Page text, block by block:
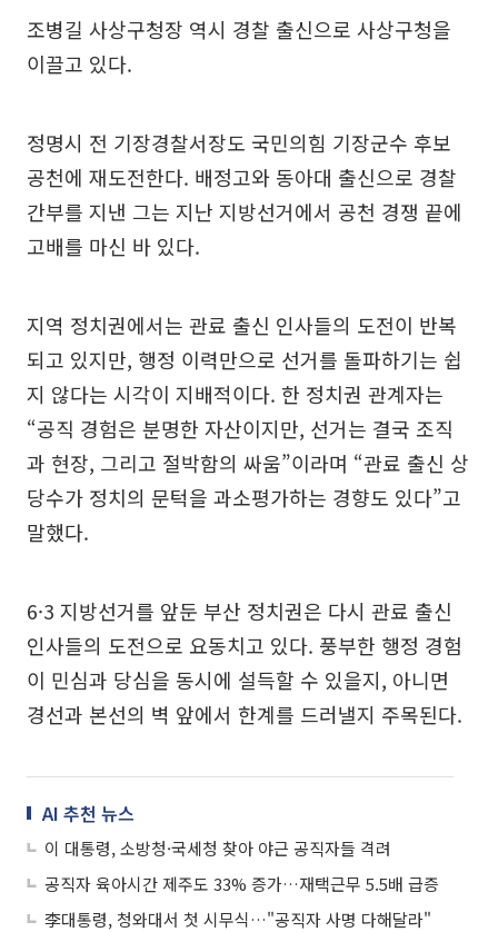
조병길 사상구청장 역시 경찰 출신으로 사상구청을
이끌고 있다.
정명시 전 기장경찰서장도 국민의힘 기장군수 후보
공천에 재도전한다. 배정고와 동아대 출신으로 경찰
간부를 지낸 그는 지난 지방선거에서 공천 경쟁 끝에
고배를 마신 바 있다.
지역 정치권에서는 관료 출신 인사들의 도전이 반복
되고 있지만, 행정 이력만으로 선거를 돌파하기는 쉽
지 않다는 시각이 지배적이다. 한 정치권 관계자는
“공직 경험은 분명한 자산이지만, 선거는 결국 조직
과 현장, 그리고 절박함의 싸움”이라며 “관료 출신 상
당수가 정치의 문턱을 과소평가하는 경향도 있다”고
말했다.
6·3 지방선거를 앞둔 부산 정치권은 다시 관료 출신
인사들의 도전으로 요동치고 있다. 풍부한 행정 경험
이 민심과 당심을 동시에 설득할 수 있을지, 아니면
경선과 본선의 벽 앞에서 한계를 드러낼지 주목된다.
AI 추천 뉴스
이 대통령, 소방청·국세청 찾아 야근 공직자들 격려
공직자 육아시간 제주도 33% 증가…재택근무 5.5배 급증
李대통령, 청와대서 첫 시무식…"공직자 사명 다해달라"